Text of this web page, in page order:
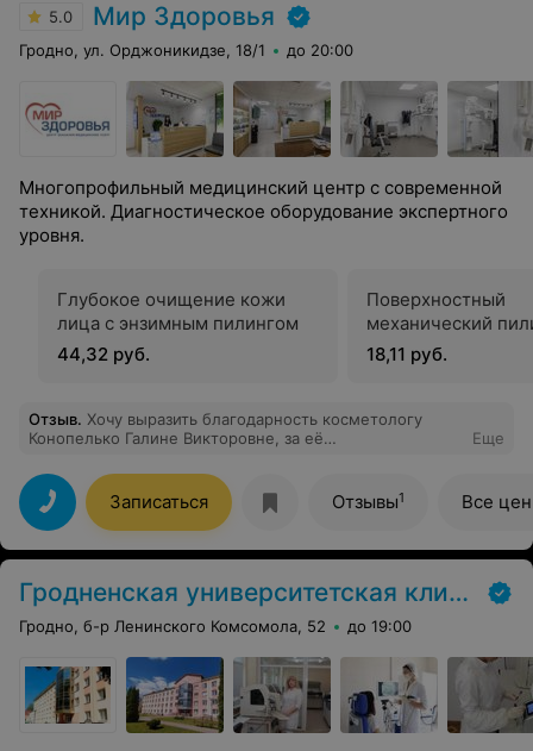
5.0 Мир Здоровья
Гродно, ул. Орджоникидзе, 18/1 до 20:00
Многопрофильный медицинский центр с современной
техникой. Диагностическое оборудование экспертного
уровня.
Глубокое очищение кожи
лица с энзимным пилингом
44,32 руб.
Поверхностный
механический
18,11 руб.
Отзыв. Хочу выразить благодарность косметологу
Конопелько Галине Викторовне, за её
Еще
Записаться Отзывы1 Все
Гродненская университетская клиника
Гродно, б-р Ленинского Комсомола, 52 до 19:00